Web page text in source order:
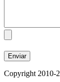
Copyright 2010-